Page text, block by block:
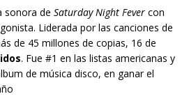
sonora de Saturday Night Fever con
Liderada por las canciones de
de 45 millones de copias, 16 de
. Fue #1 en las listas americanas y
de música disco, en ganar el